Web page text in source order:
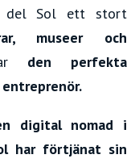
del Sol ett stort
museer och
den perfekta
digital nomad i
har förtjänat sin